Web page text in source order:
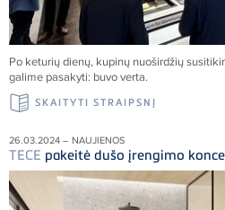
Po keturių dienų, kupinų nuoširdžių
galime pasakyti: buvo verta.
SKAITYTI STRAIPSNĮ
26.03.2024 – NAUJIENOS
TECE pakeitė dušo įrengimo